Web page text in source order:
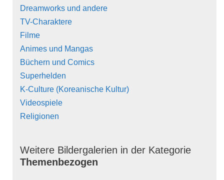
Dreamworks und andere
TV-Charaktere
Filme
Animes und Mangas
Büchern und Comics
Superhelden
K-Culture (Koreanische Kultur)
Videospiele
Religionen
Weitere Bildergalerien in der Kategorie
Themenbezogen